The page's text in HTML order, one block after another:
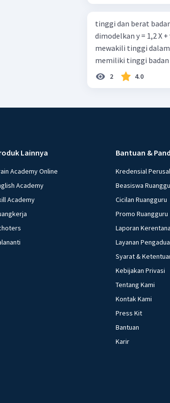
tinggi dan berat
dimodelkan y = 1,2 X
mewakili tinggi
memiliki tinggi badan
2 4.0
Lainnya
Academy Online
Academy
Academy
Bantuan &
Kredensial
Beasiswa
Cicilan Ruangguru
Promo Ruangguru
Laporan
Layanan
Syarat &
Kebijakan Privasi
Tentang Kami
Kontak Kami
Press Kit
Bantuan
Karir